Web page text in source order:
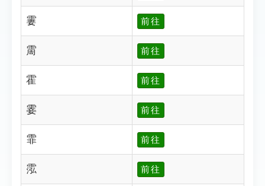
霋 前往
霌 前往
霍 前往
霎 前往
霏 前往
霐 前往